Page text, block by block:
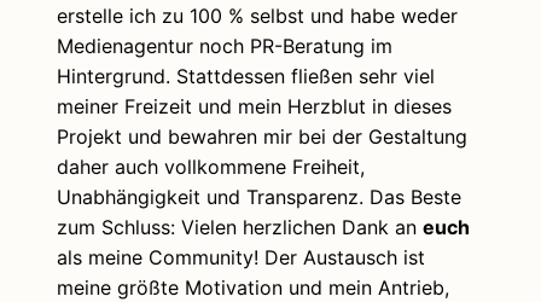
erstelle ich zu 100 % selbst und habe weder
Medienagentur noch PR-Beratung im
Hintergrund. Stattdessen fließen sehr viel
meiner Freizeit und mein Herzblut in dieses
Projekt und bewahren mir bei der Gestaltung
daher auch vollkommene Freiheit,
Unabhängigkeit und Transparenz. Das Beste
zum Schluss: Vielen herzlichen Dank an euch
als meine Community! Der Austausch ist
meine größte Motivation und mein Antrieb,